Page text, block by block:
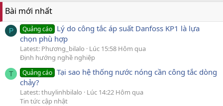
Bài mới nhất
P Quảng cáo Lý do công tắc áp suất Danfoss KP1 là lựa
chọn phù hợp
Latest: Phương_bilalo
Lúc 15:58 Hôm qua
Định hướng nghề nghiệp
T Quảng cáo Tại sao hệ thống nước nóng cần công tắc dòng
chảy?
Latest: thuylinhbilalo
Lúc 14:22 Hôm qua
Tin tức cập nhật